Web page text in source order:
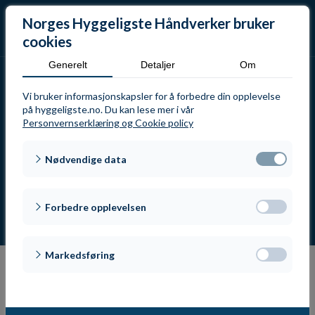
Norges Hyggeligste Håndverker bruker
cookies
Generelt Detaljer Om
Vi bruker informasjonskapsler for å forbedre din opplevelse
på hyggeligste.no. Du kan lese mer i vår
Personvernserklæring og Cookie policy
Nødvendige data
Forbedre opplevelsen
Markedsføring
Make MANDATORY
consent to be able
to register people
Få oppdateringer,